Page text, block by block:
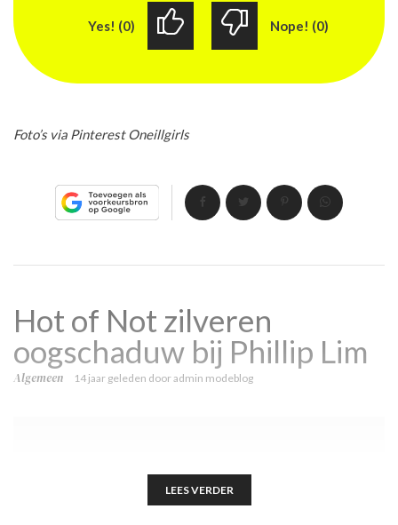
Yes! (0) Nope! (0)
Foto’s via Pinterest Oneillgirls
Hot of Not zilveren
oogschaduw bij Phillip Lim
Algemeen 14 jaar geleden dooradmin modeblog
LEES VERDER